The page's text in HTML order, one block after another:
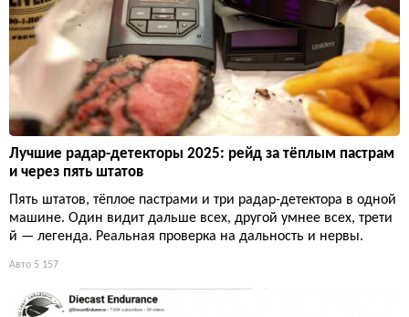
Лучшие радар-детекторы 2025: рейд за тёплым пастрам
и через пять штатов
Пять штатов, тёплое пастрами и три радар-детектора в одной
машине. Один видит дальше всех, другой умнее всех, трети
й — легенда. Реальная проверка на дальность и нервы.
Авто 5 157